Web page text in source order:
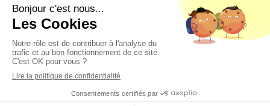
DuLundiau 8h30 à20h
©2020 Ouarda Ferlicot - Psychothérapie
Mentions légales